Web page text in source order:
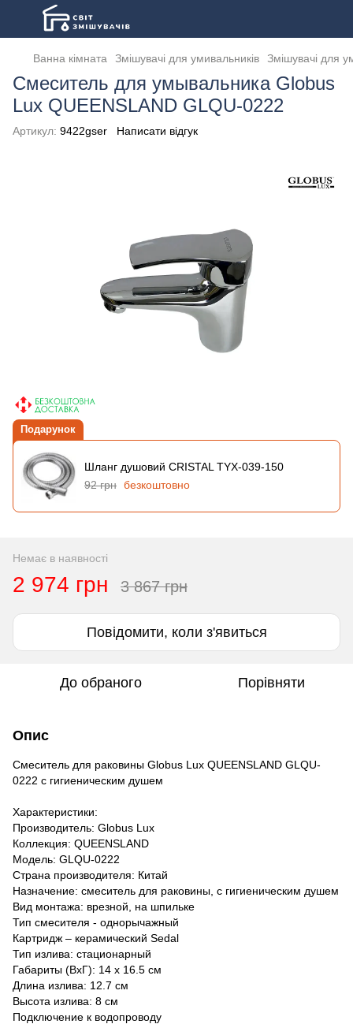
Ванна кімната Змішувачі для умивальників Змішувачі для
Смеситель для умывальника Globus
Lux QUEENSLAND GLQU-0222
Артикул: 9422gser Написати відгук
Подарунок
Шланг душовий CRISTAL TYX-039-150
92 грн безкоштовно
Немає в наявності
2 974 грн 3 867 грн
Повідомити, коли з'явиться
До обраного Порівняти
Опис
Cмеситель для раковины Globus Lux QUEENSLAND GLQU-
0222 с гигиеническим душем
Характеристики:
Производитель: Globus Lux
Коллекция: QUEENSLAND
Модель: GLQU-0222
Страна производителя: Китай
Назначение: смеситель для раковины, с гигиеническим душем
Вид монтажа: врезной, на шпильке
Тип смесителя - однорычажный
Картридж – керамический Sedal
Тип излива: стационарный
Габариты (ВхГ): 14 х 16.5 см
Длина излива: 12.7 см
Высота излива: 8 см
Подключение к водопроводу